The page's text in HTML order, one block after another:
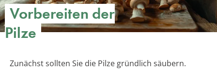
Vorbereiten der
Pilze
Zunächst sollten Sie die Pilze gründlich säubern.